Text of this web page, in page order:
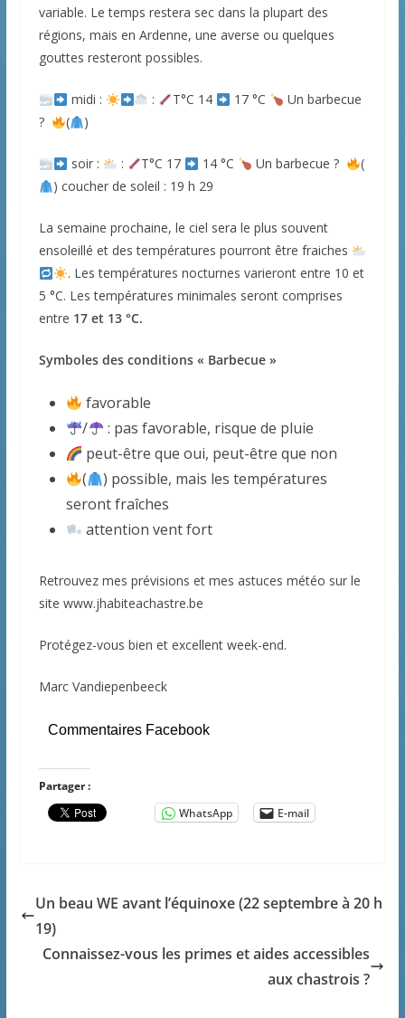
variable. Le temps restera sec dans la plupart des
régions, mais en Ardenne, une averse ou quelques
gouttes resteront possibles.
midi : : T°C 14 17 °C
Un barbecue
?
( )
soir : : T°C 17 14 °C Un barbecue ?
(
) coucher de soleil : 19 h 29
La semaine prochaine, le ciel sera le plus souvent
ensoleillé et des températures pourront être fraiches
. Les températures nocturnes varieront entre 10 et
5 °C. Les températures minimales seront comprises
entre 17 et 13 °C.
Symboles des conditions « Barbecue »
favorable
/
: pas favorable, risque de pluie
peut-être que oui, peut-être que non
(
) possible, mais les températures
seront fraîches
attention vent fort
Retrouvez mes prévisions et mes astuces météo sur le
site www.jhabiteachastre.be
Protégez-vous bien et excellent week-end.
Marc Vandiepenbeeck
Commentaires Facebook
Partager :
WhatsApp
E-mail
Un beau WE avant l’équinoxe (22 septembre à 20 h
19)
Connaissez-vous les primes et aides accessibles
aux chastrois ?